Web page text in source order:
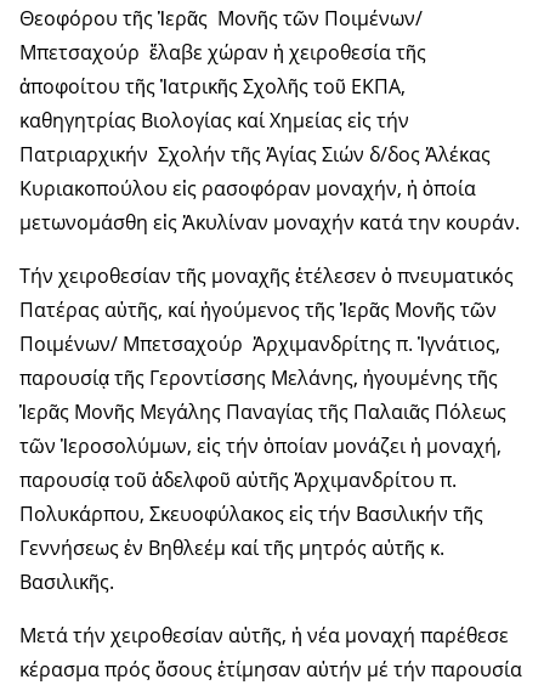
Θεοφόρου τῆς Ἱερᾶς Μονῆς τῶν Ποιμένων/
Μπετσαχούρ ἔλαβε χώραν ἡ χειροθεσία τῆς
ἀποφοίτου τῆς Ἰατρικῆς Σχολῆς τοῦ ΕΚΠΑ,
καθηγητρίας Βιολογίας καί Χημείας εἰς τήν
Πατριαρχικήν Σχολήν τῆς Ἁγίας Σιών δ/δος Ἀλέκας
Κυριακοπούλου εἰς ρασοφόραν μοναχήν, ἡ ὁποία
μετωνομάσθη εἰς Ἀκυλίναν μοναχήν κατά την κουράν.
Τήν χειροθεσίαν τῆς μοναχῆς ἐτέλεσεν ὁ πνευματικός
Πατέρας αὐτῆς, καί ἡγούμενος τῆς Ἱερᾶς Μονῆς τῶν
Ποιμένων/ Μπετσαχούρ Ἀρχιμανδρίτης π. Ἰγνάτιος,
παρουσίᾳ τῆς Γεροντίσσης Μελάνης, ἡγουμένης τῆς
Ἱερᾶς Μονῆς Μεγάλης Παναγίας τῆς Παλαιᾶς Πόλεως
τῶν Ἱεροσολύμων, εἰς τήν ὁποίαν μονάζει ἡ μοναχή,
παρουσίᾳ τοῦ ἀδελφοῦ αὐτῆς Ἀρχιμανδρίτου π.
Πολυκάρπου, Σκευοφύλακος εἰς τήν Βασιλικήν τῆς
Γεννήσεως ἐν Βηθλεέμ καί τῆς μητρός αὐτῆς κ.
Βασιλικῆς.
Μετά τήν χειροθεσίαν αὐτῆς, ἡ νέα μοναχή παρέθεσε
κέρασμα πρός ὅσους ἐτίμησαν αὐτήν μέ τήν παρουσία